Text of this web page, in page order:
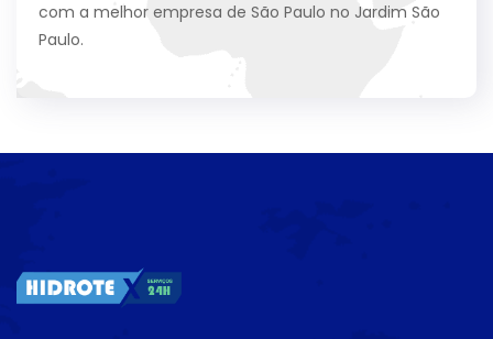
com a melhor empresa de São Paulo no Jardim São
Paulo.